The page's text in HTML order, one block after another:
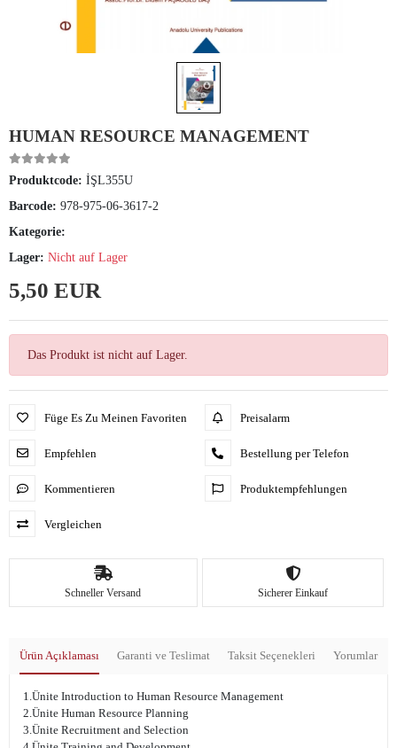
HUMAN RESOURCE MANAGEMENT
Produktcode: İŞL355U
Barcode: 978-975-06-3617-2
Kategorie:
Lager: Nicht auf Lager
5,50 EUR
Das Produkt ist nicht auf Lager.
Füge Es Zu Meinen Favoriten
Empfehlen
Kommentieren
Vergleichen
Preisalarm
Bestellung per Telefon
Produktempfehlungen
Schneller Versand Sicherer Einkauf
Ürün Açıklaması Garanti ve Teslimat Taksit Seçenekleri Yorumlar
1.Ünite Introduction to Human Resource Management
2.Ünite Human Resource Planning
3.Ünite Recruitment and Selection